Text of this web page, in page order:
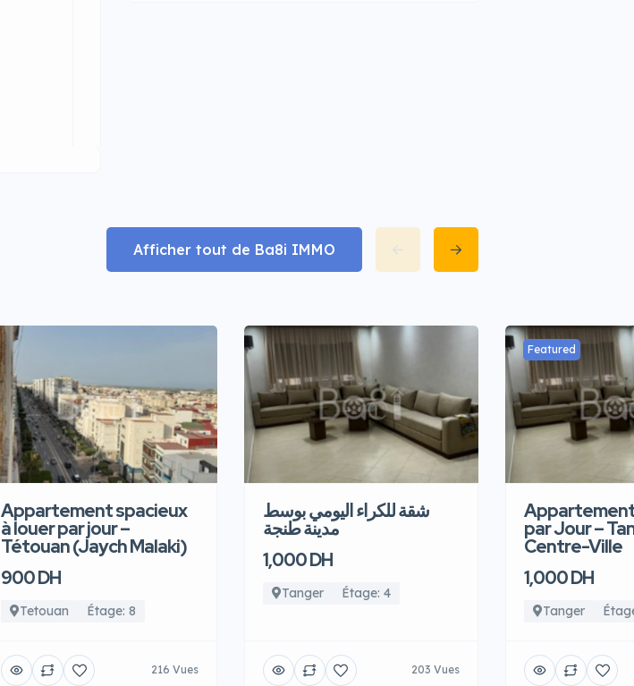
Afficher tout de Ba8i IMMO
Appartement spacieux
à louer par jour –
Tétouan (Jaych Malaki)
900 DH
Tetouan Étage: 8
216 Vues
شقة للكراء اليومي بوسط
مدينة طنجة
1,000 DH
Tanger Étage: 4
203 Vues
Featured
par Jour –
Centre-Ville
1,000 DH
Tanger